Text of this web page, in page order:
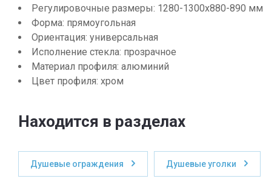
Регулировочные размеры: 1280-1300x880-890 мм
Форма: прямоугольная
Ориентация: универсальная
Исполнение стекла: прозрачное
Материал профиля: алюминий
Цвет профиля: хром
Находится в разделах
Душевые ограждения Душевые уголки